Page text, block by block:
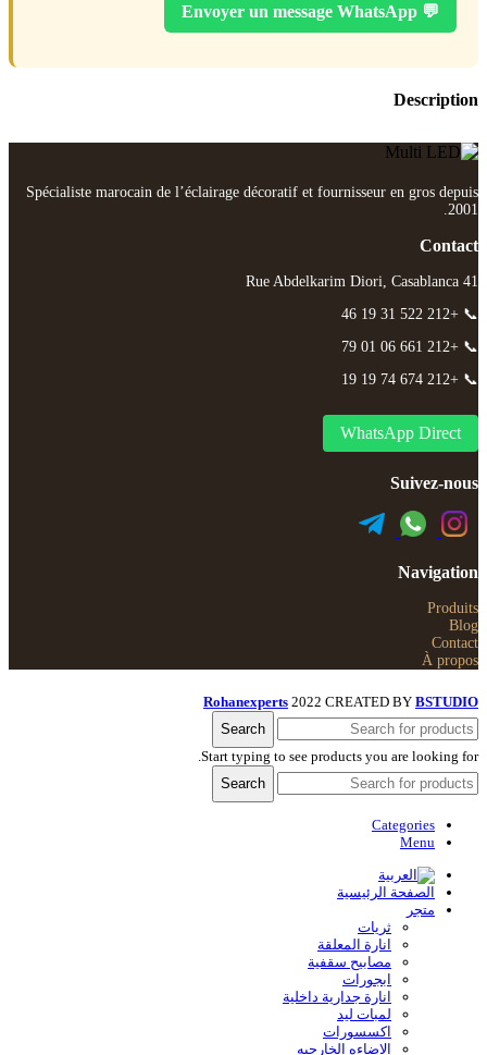
💬 Envoyer un message WhatsApp
Description
Spécialiste marocain de l’éclairage décoratif et fournisseur en gros depuis
2001.
Contact
41 Rue Abdelkarim Diori, Casablanca
📞 +212 522 31 19 46
📞 +212 661 06 01 79
📞 +212 674 74 19 19
WhatsApp Direct
Suivez-nous
Navigation
Produits
Blog
Contact
À propos
Rohanexperts 2022 CREATED BY BSTUDIO
Search
Start typing to see products you are looking for.
Search
Categories
Menu
الصفحة الرئيسية
متجر
ثريات
انارة المعلقة
مصابيح سقفية
ابجورات
انارة جدارية داخلية
لمبات ليد
اكسسورات
الاضاءه الخارجیه